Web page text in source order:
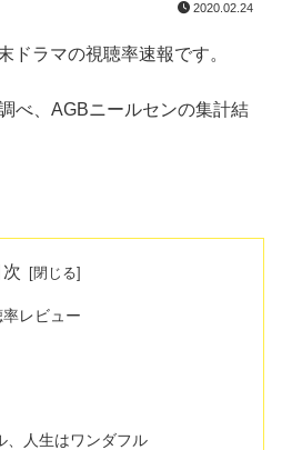
2020.02.24
ドラマの視聴率速報です。
べ、AGBニールセンの集計結
次
レビュー
、人生はワンダフル